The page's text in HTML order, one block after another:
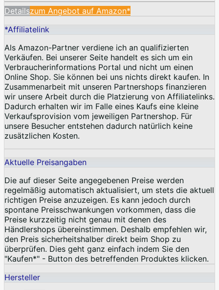
Detailszum Angebot auf Amazon*
*Affiliatelink
Als Amazon-Partner verdiene ich an qualifizierten
Verkäufen. Bei unserer Seite handelt es sich um ein
Verbraucherinformations Portal und nicht um einen
Online Shop. Sie können bei uns nichts direkt kaufen. In
Zusammenarbeit mit unseren Partnershops finanzieren
wir unsere Arbeit durch die Platzierung von Affiliatelinks.
Dadurch erhalten wir im Falle eines Kaufs eine kleine
Verkaufsprovision vom jeweiligen Partnershop. Für
unsere Besucher entstehen dadurch natürlich keine
zusätzlichen Kosten.
Aktuelle Preisangaben
Die auf dieser Seite angegebenen Preise werden
regelmäßig automatisch aktualisiert, um stets die aktuell
richtigen Preise anzuzeigen. Es kann jedoch durch
spontane Preisschwankungen vorkommen, dass die
Preise kurzzeitig nicht genau mit denen des
Händlershops übereinstimmen. Deshalb empfehlen wir,
den Preis sicherheitshalber direkt beim Shop zu
überprüfen. Dies geht ganz einfach indem Sie den
"Kaufen*" - Button des betreffenden Produktes klicken.
Hersteller